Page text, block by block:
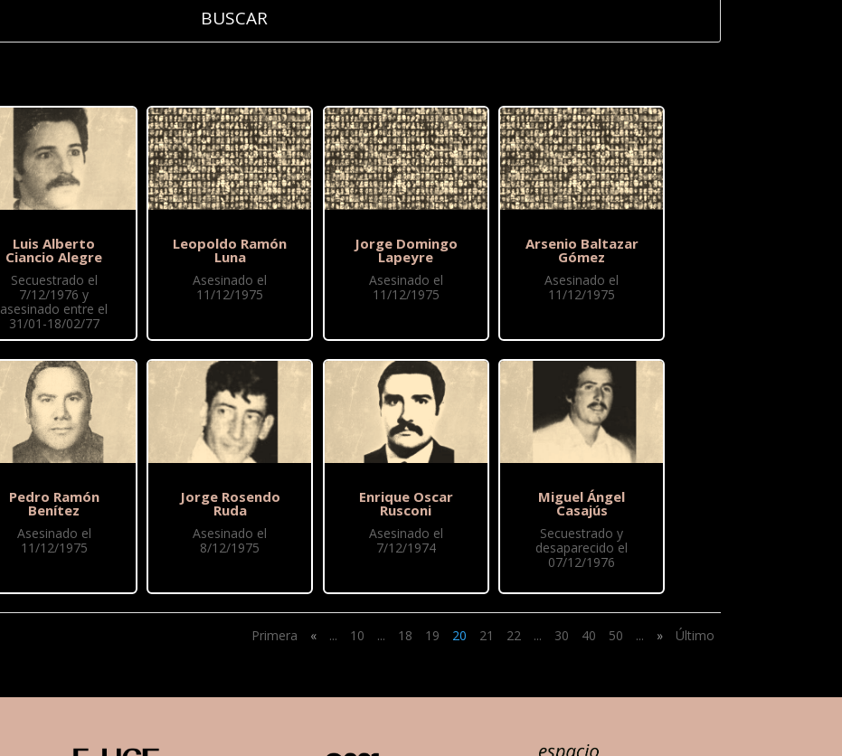
Luis Alberto
Ciancio Alegre
Secuestrado el
7/12/1976 y
asesinado entre el
31/01-18/02/77
Pedro Ramón
Benítez
Asesinado el
11/12/1975
Leopoldo Ramón
Luna
Asesinado el
11/12/1975
Jorge Rosendo
Ruda
Asesinado el
8/12/1975
Jorge Domingo
Lapeyre
Asesinado el
11/12/1975
Enrique Oscar
Rusconi
Asesinado el
7/12/1974
Arsenio Baltazar
Gómez
Asesinado el
11/12/1975
Miguel Ángel
Casajús
Secuestrado y
desaparecido el
07/12/1976
Primera « ... 10 ... 18 19 20 21 22 ... 30 40 50 ... » Último